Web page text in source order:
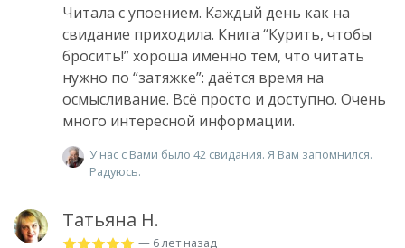
Читала с упоением. Каждый день как на
свидание приходила. Книга “Курить, чтобы
бросить!” хороша именно тем, что читать
нужно по “затяжке”: даётся время на
осмысливание. Всё просто и доступно. Очень
много интересной информации.
У нас с Вами было 42 свидания. Я Вам запомнился.
Радуюсь.
Татьяна Н.
— 6 лет назад